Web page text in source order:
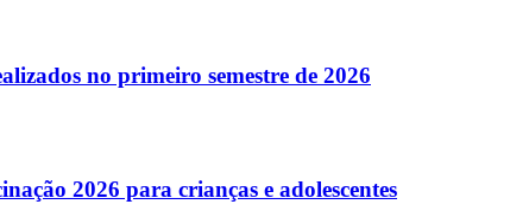
no primeiro semestre de 2026
2026 para crianças e adolescentes